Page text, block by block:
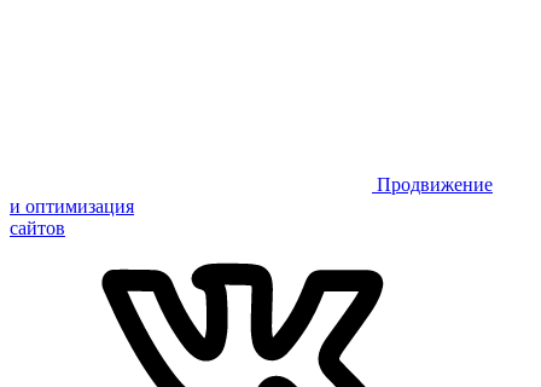
Продвижение
и оптимизация
сайтов